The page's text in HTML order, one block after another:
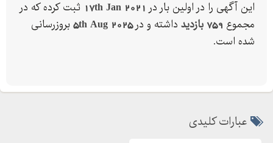
این آگهی را در اولین بار در 17th Jan 2021 ثبت کرده که در
مجموع 759 بازدید داشته و در5th Aug 2025 بروزرسانی
شده است.
عبارات کلیدی